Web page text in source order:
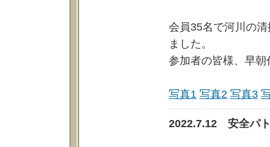
会員35名で河川の
ました。
参加者の皆様、早
写真1 写真2 写真3
2022.7.12 安全パ